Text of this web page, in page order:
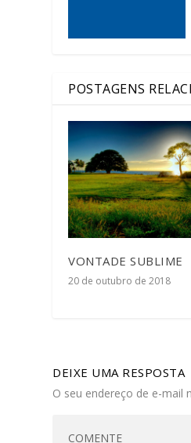
POSTAGENS
VONTADE SUBLIME
20 de outubro de 2018
DEIXE UMA RESPOSTA
O seu endereço de e-mail